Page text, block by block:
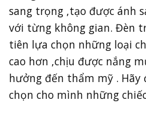
sang trọng ,tạo được ánh
với từng không gian. Đèn
tiên lựa chọn những loại
cao hơn ,chịu được nắng
hưởng đến thẩm mỹ . Hãy
chọn cho mình những